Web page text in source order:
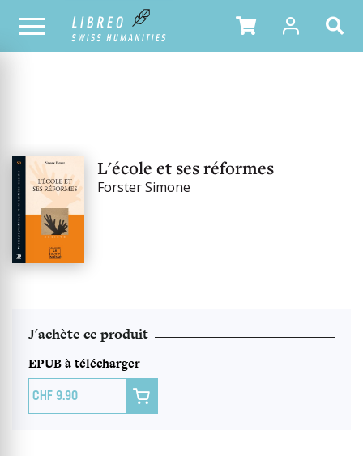
NOTRE CATALOGUE
L'école et ses réformes
Forster Simone
J'achète ce produit
EPUB à télécharger
9.90 